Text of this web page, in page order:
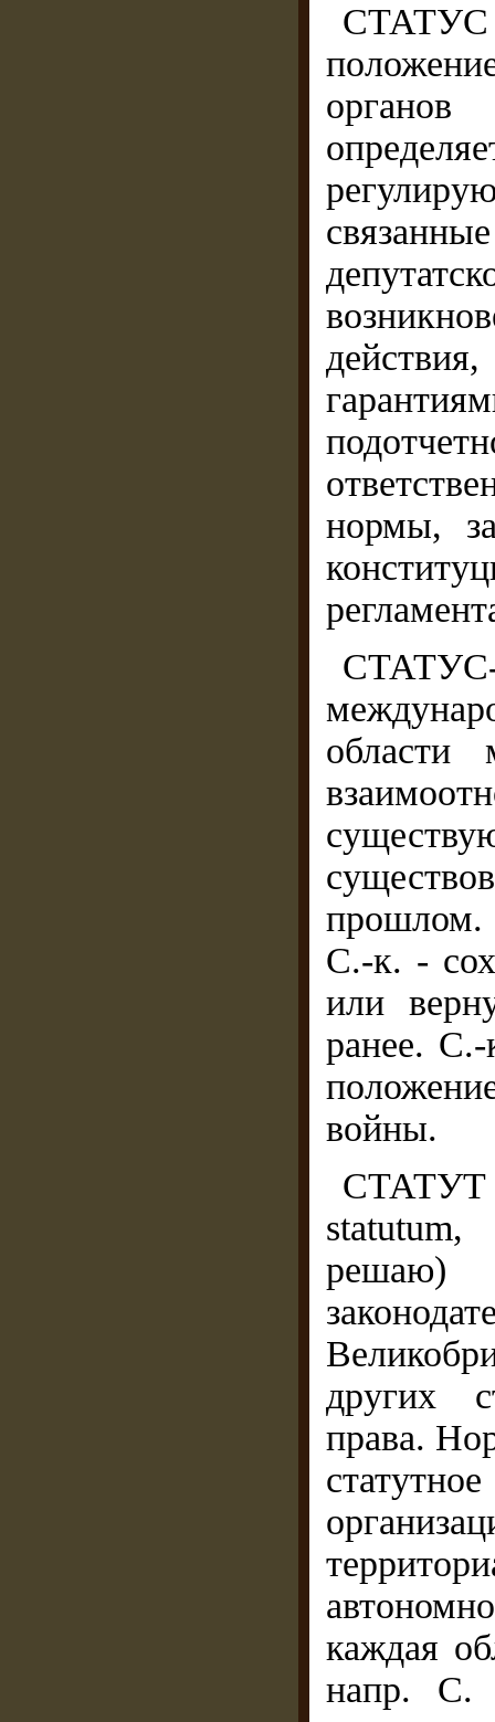
нормы,
области
прошлом.
С.-к. -
или
ранее.
войны.
решаю)
других
права.
каждая
напр. С.